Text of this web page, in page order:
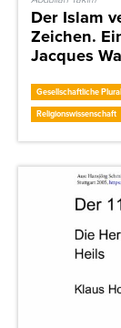
Der Islam
Zeichen.
Jacques
Gesellschaftliche
Religionswissenschaft